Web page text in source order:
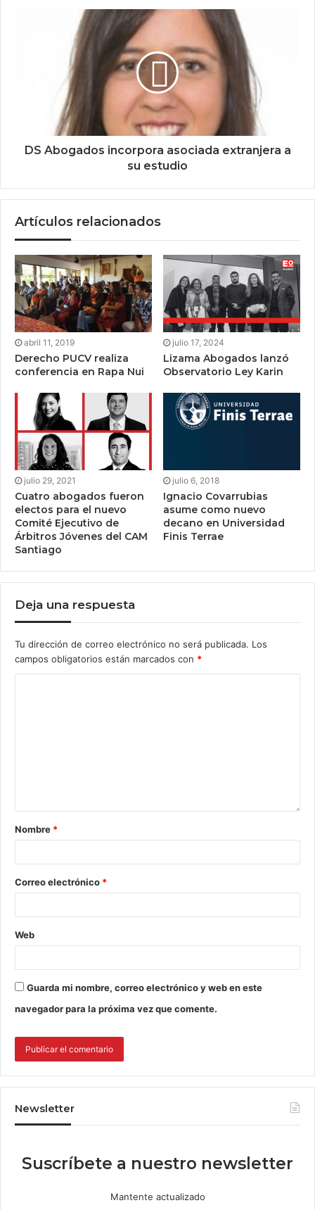
DS Abogados incorpora asociada extranjera a
su estudio
Artículos relacionados
abril 11, 2019
Derecho PUCV realiza
conferencia en Rapa Nui
julio 17, 2024
Lizama Abogados lanzó
Observatorio Ley Karin
julio 29, 2021
Cuatro abogados fueron
electos para el nuevo
Comité Ejecutivo de
Árbitros Jóvenes del CAM
Santiago
julio 6, 2018
Ignacio Covarrubias
asume como nuevo
decano en Universidad
Finis Terrae
Deja una respuesta
Tu dirección de correo electrónico no será publicada. Los
campos obligatorios están marcados con *
Nombre *
Correo electrónico *
Web
Guarda mi nombre, correo electrónico y web en este
navegador para la próxima vez que comente.
Newsletter
Suscríbete a nuestro newsletter
Mantente actualizado